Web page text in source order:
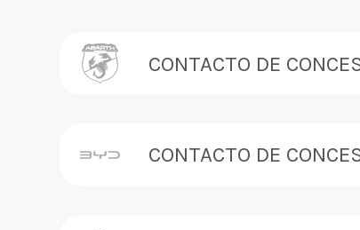
CONTACTO DE
CONTACTO DE